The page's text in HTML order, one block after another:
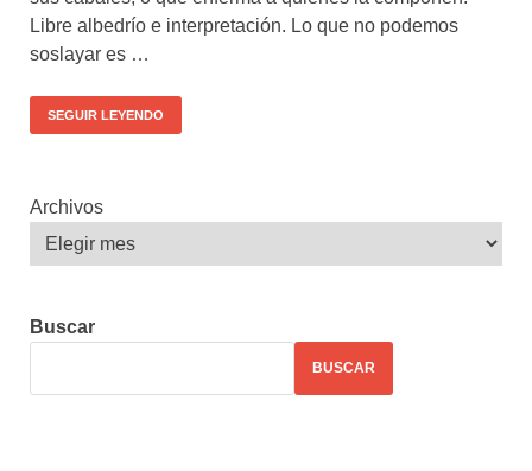
Libre albedrío e interpretación. Lo que no podemos
soslayar es …
SEGUIR LEYENDO
Archivos
Buscar
BUSCAR